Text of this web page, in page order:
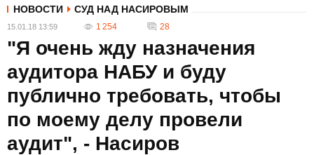
НОВОСТИ СУД НАД НАСИРОВЫМ
15.01.18 13:59 1 254 28
"Я очень жду назначения
аудитора НАБУ и буду
публично требовать, чтобы
по моему делу провели
аудит", - Насиров